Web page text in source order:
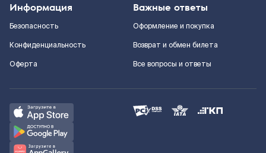
Информация
Безопасность
Конфиденциальность
Оферта
Важные ответы
Оформление и покупка
Возврат и обмен билета
Все вопросы и ответы